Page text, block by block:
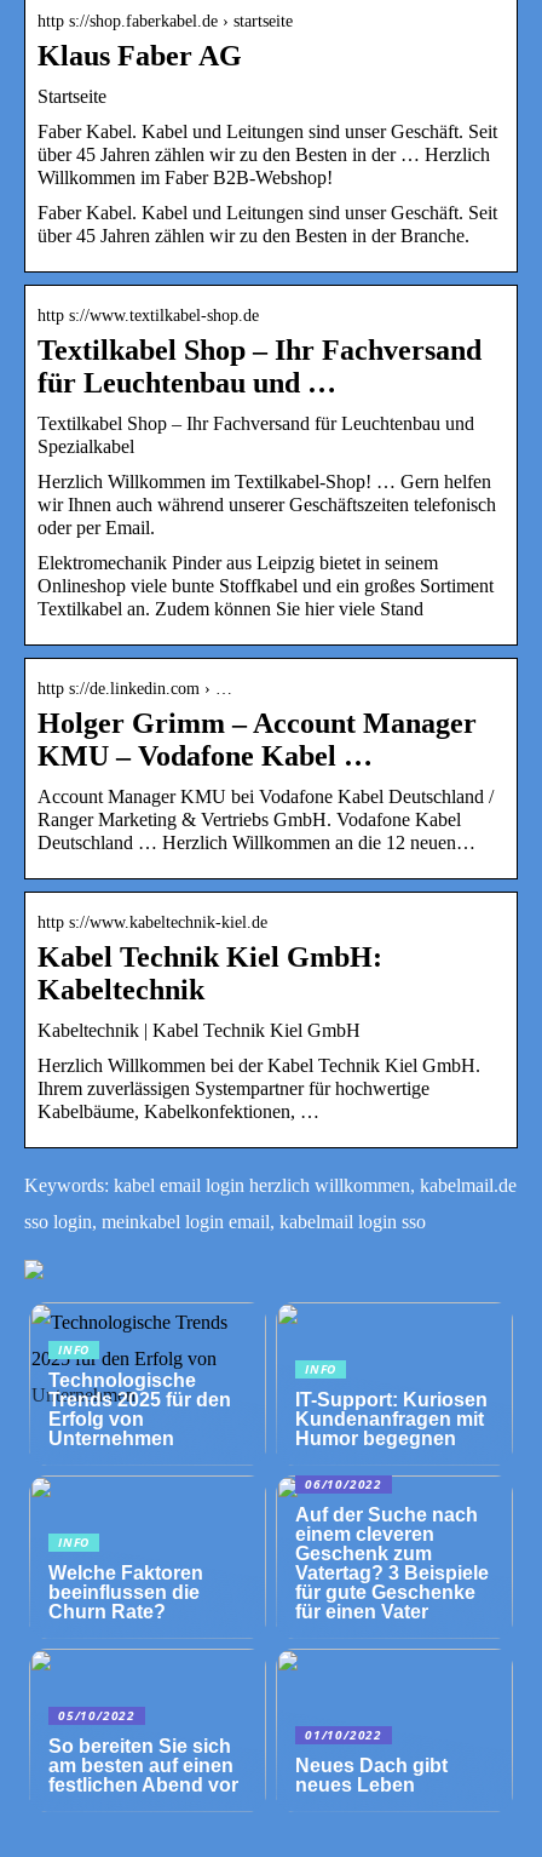
http s://shop.faberkabel.de › startseite
Klaus Faber AG
Startseite
Faber Kabel. Kabel und Leitungen sind unser Geschäft. Seit
über 45 Jahren zählen wir zu den Besten in der … Herzlich
Willkommen im Faber B2B-Webshop!
Faber Kabel. Kabel und Leitungen sind unser Geschäft. Seit
über 45 Jahren zählen wir zu den Besten in der Branche.
http s://www.textilkabel-shop.de
Textilkabel Shop – Ihr Fachversand
für Leuchtenbau und …
Textilkabel Shop – Ihr Fachversand für Leuchtenbau und
Spezialkabel
Herzlich Willkommen im Textilkabel-Shop! … Gern helfen
wir Ihnen auch während unserer Geschäftszeiten telefonisch
oder per Email.
Elektromechanik Pinder aus Leipzig bietet in seinem
Onlineshop viele bunte Stoffkabel und ein großes Sortiment
Textilkabel an. Zudem können Sie hier viele Stand
http s://de.linkedin.com › …
Holger Grimm – Account Manager
KMU – Vodafone Kabel …
Account Manager KMU bei Vodafone Kabel Deutschland /
Ranger Marketing & Vertriebs GmbH. Vodafone Kabel
Deutschland … Herzlich Willkommen an die 12 neuen…
http s://www.kabeltechnik-kiel.de
Kabel Technik Kiel GmbH:
Kabeltechnik
Kabeltechnik | Kabel Technik Kiel GmbH
Herzlich Willkommen bei der Kabel Technik Kiel GmbH.
Ihrem zuverlässigen Systempartner für hochwertige
Kabelbäume, Kabelkonfektionen, …
Keywords: kabel email login herzlich willkommen, kabelmail.de
sso login, meinkabel login email, kabelmail login sso
INFO
Technologische
Trends 2025 für den
Erfolg von
Unternehmen
INFO
IT-Support: Kuriosen
Kundenanfragen mit
Humor begegnen
INFO
Welche Faktoren
beeinflussen die
Churn Rate?
06/10/2022
Auf der Suche nach
einem cleveren
Geschenk zum
Vatertag? 3 Beispiele
für gute Geschenke
für einen Vater
05/10/2022
So bereiten Sie sich
am besten auf einen
festlichen Abend vor
01/10/2022
Neues Dach gibt
neues Leben